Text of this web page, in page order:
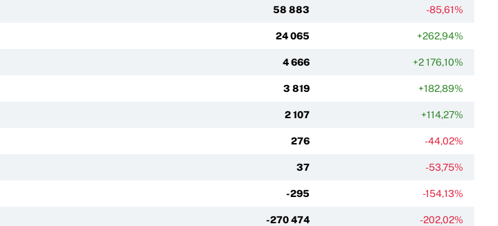
58 883 -85,61%
24 065 +262,94%
4 666 +2 176,10%
3 819 +182,89%
2 107 +114,27%
276 -44,02%
37 -53,75%
-295 -154,13%
-270 474 -202,02%